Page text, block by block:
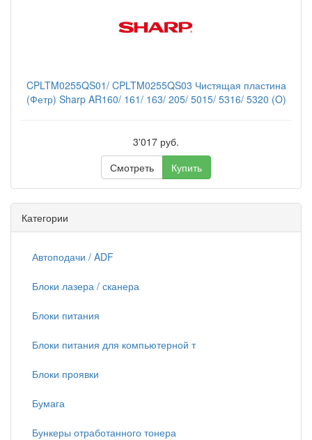
CPLTM0255QS01/ CPLTM0255QS03 Чистящая пластина
(Фетр) Sharp AR160/ 161/ 163/ 205/ 5015/ 5316/ 5320 (O)
3'017 руб.
Смотреть
Купить
Категории
Автоподачи / ADF
Блоки лазера / сканера
Блоки питания
Блоки питания для компьютерной т
Блоки проявки
Бумага
Бункеры отработанного тонера